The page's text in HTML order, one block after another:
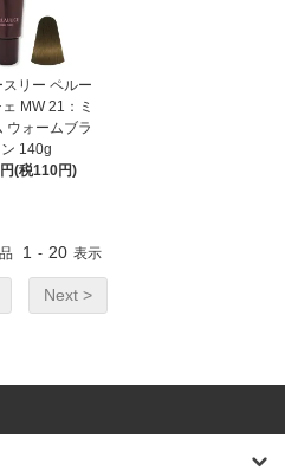
リー ペルー
MW 21：ミ
ウォームブラ
140g
(税110円)
1 - 20 表示
Next >